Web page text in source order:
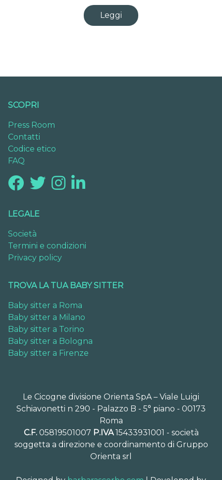
Leggi
SCOPRI
Press Room
Contatti
Codice etico
FAQ
LEGALE
Società
Termini e condizioni
Privacy policy
TROVA LA TUA BABY SITTER
Baby sitter a Roma
Baby sitter a Milano
Baby sitter a Torino
Baby sitter a Bologna
Baby sitter a Firenze
Le Cicogne divisione Orienta SpA – Viale Luigi
Schiavonetti n 290 - Palazzo B - 5° piano - 00173
Roma
C.F.05819501007 P.IVA15433931001 - società
soggetta a direzione e coordinamento di Gruppo
Orienta srl